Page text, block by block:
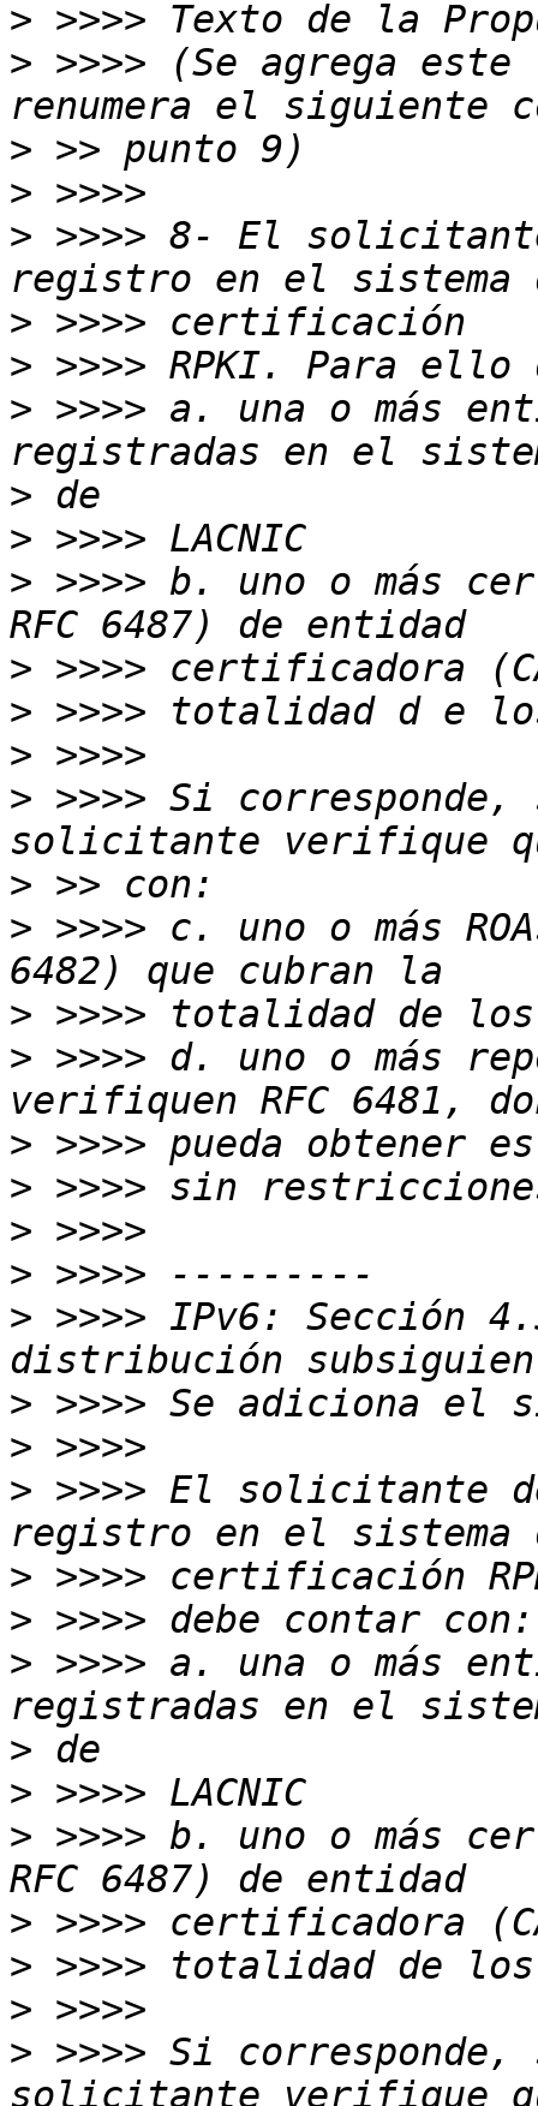
>
> >>>> (Se agrega
>
>
> >>>> 8- El
>
>
> >>>> a. una o más
>
>
> >>>> b. uno o más
>
>
>
> >>>> Si
>
> >>>> c. uno o más
>
> >>>> d. uno o más
>
>
>
>
> >>>> IPv6: Sección
>
>
> >>>> El solicitante
>
>
> >>>> a. una o más
>
>
> >>>> b. uno o más
>
>
>
> >>>> Si